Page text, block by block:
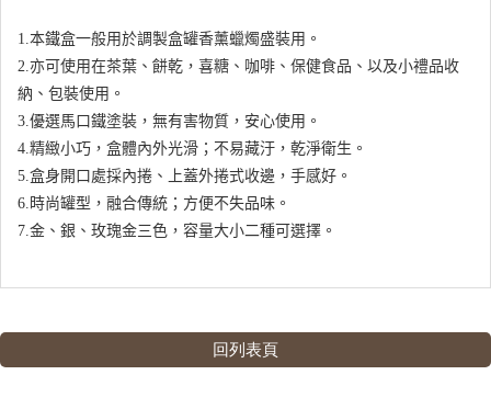
1.本鐵盒一般用於調製盒罐香薰蠟燭盛裝用。
2.亦可使用在茶葉、餅乾，喜糖、咖啡、保健食品、以及小禮品收
納、包裝使用。
3.優選馬口鐵塗裝，無有害物質，安心使用。
4.精緻小巧，盒體內外光滑；不易藏汙，乾淨衛生。
5.盒身開口處採內捲、上蓋外捲式收邊，手感好。
6.時尚罐型，融合傳統；方便不失品味。
7.金、銀 、玫瑰金三色，容量大小二種可選擇。
回列表頁